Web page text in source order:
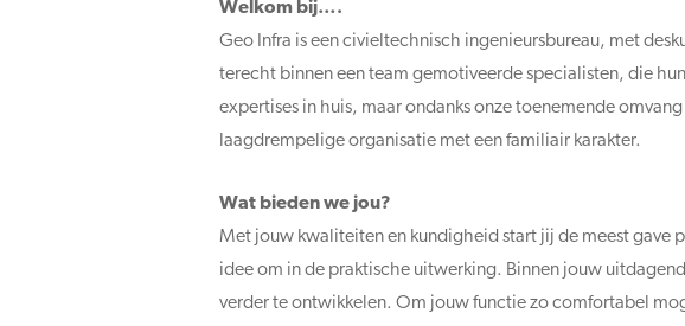
Welkom bij….
Geo Infra is een civieltechnisch ingenieursbureau, met
terecht binnen een team gemotiveerde specialisten, die
expertises in huis, maar ondanks onze toenemende
laagdrempelige organisatie met een familiair karakter.
Wat bieden we jou?
Met jouw kwaliteiten en kundigheid start jij de meest gave
idee om in de praktische uitwerking. Binnen jouw
verder te ontwikkelen. Om jouw functie zo comfortabel